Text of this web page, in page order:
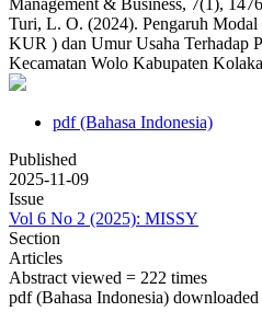
Turi, L. O. (2024). Pengaruh
KUR ) dan Umur Usaha Terhadap
Kecamatan Wolo Kabupaten
pdf (Bahasa Indonesia)
Published
2025-11-09
Issue
Vol 6 No 2 (2025): MISSY
Section
Articles
Abstract viewed = 222 times
pdf (Bahasa Indonesia)